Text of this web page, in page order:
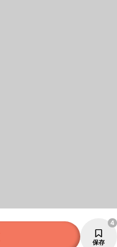
保存
4